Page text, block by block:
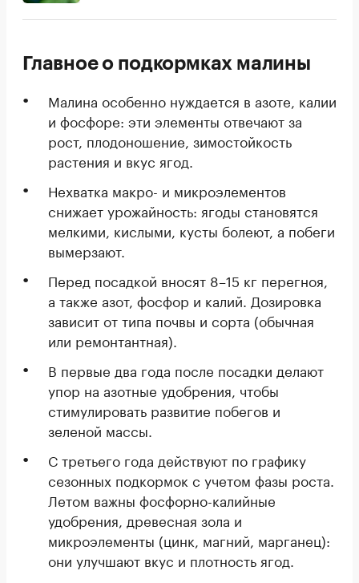
Главное о подкормках малины
Малина особенно нуждается в азоте, калии
и фосфоре: эти элементы отвечают за
рост, плодоношение, зимостойкость
растения и вкус ягод.
Нехватка макро- и микроэлементов
снижает урожайность: ягоды становятся
мелкими, кислыми, кусты болеют, а побеги
вымерзают.
Перед посадкой вносят 8–15 кг перегноя,
а также азот, фосфор и калий. Дозировка
зависит от типа почвы и сорта (обычная
или ремонтантная).
В первые два года после посадки делают
упор на азотные удобрения, чтобы
стимулировать развитие побегов и
зеленой массы.
С третьего года действуют по графику
сезонных подкормок с учетом фазы роста.
Летом важны фосфорно-калийные
удобрения, древесная зола и
микроэлементы (цинк, магний, марганец):
они улучшают вкус и плотность ягод.